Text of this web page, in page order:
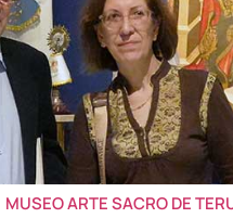
MUSEO ARTE SACRO DE